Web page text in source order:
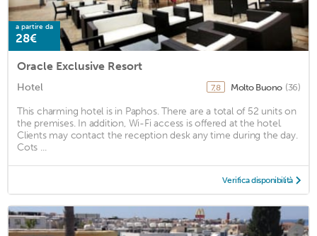
a partire da
28€
Oracle Exclusive Resort
Hotel 7,8 Molto Buono (36)
This charming hotel is in Paphos. There are a total of 52 units on
the premises. In addition, Wi-Fi access is offered at the hotel.
Clients may contact the reception desk any time during the day.
Cots ...
Verifica disponibilità